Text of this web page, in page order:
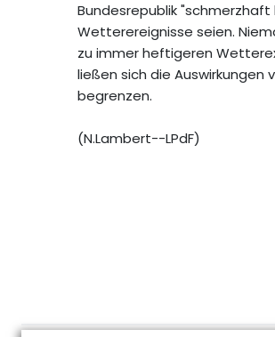
Bundesrepublik
Wetterereignisse seien.
zu immer heftigeren
ließen sich die
begrenzen.
(N.Lambert--LPdF)